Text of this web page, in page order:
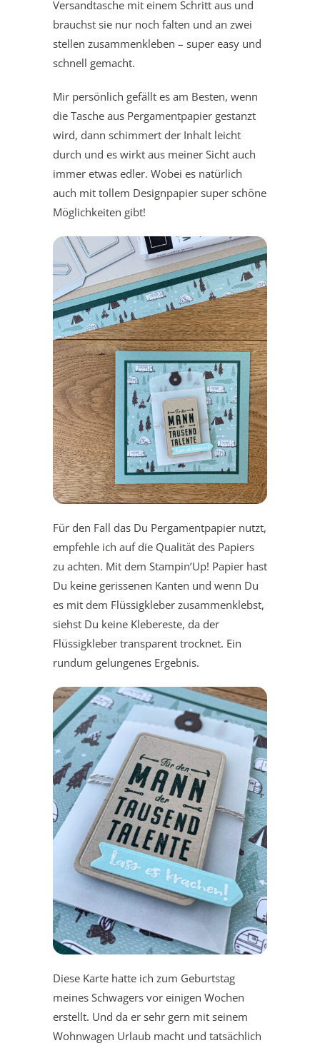
Versandtasche mit einem Schritt aus und
brauchst sie nur noch falten und an zwei
stellen zusammenkleben – super easy und
schnell gemacht.
Mir persönlich gefällt es am Besten, wenn
die Tasche aus Pergamentpapier gestanzt
wird, dann schimmert der Inhalt leicht
durch und es wirkt aus meiner Sicht auch
immer etwas edler. Wobei es natürlich
auch mit tollem Designpapier super schöne
Möglichkeiten gibt!
Für den Fall das Du Pergamentpapier nutzt,
empfehle ich auf die Qualität des Papiers
zu achten. Mit dem Stampin’Up! Papier hast
Du keine gerissenen Kanten und wenn Du
es mit dem Flüssigkleber zusammenklebst,
siehst Du keine Klebereste, da der
Flüssigkleber transparent trocknet. Ein
rundum gelungenes Ergebnis.
Diese Karte hatte ich zum Geburtstag
meines Schwagers vor einigen Wochen
erstellt. Und da er sehr gern mit seinem
Wohnwagen Urlaub macht und tatsächlich